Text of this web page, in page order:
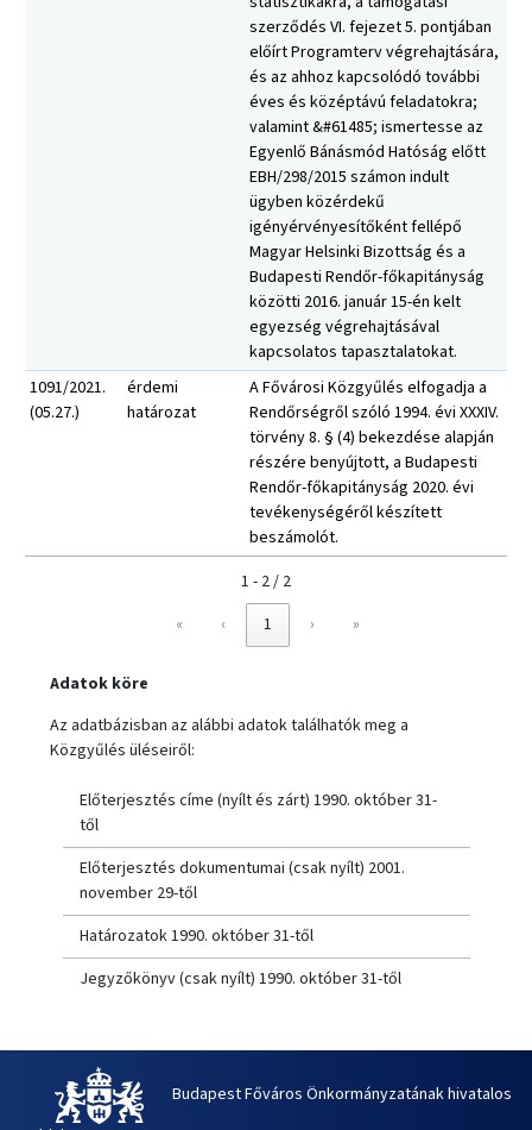
szerződés VI. fejezet 5. pontjában
előírt Programterv végrehajtására,
és az ahhoz kapcsolódó további
éves és középtávú feladatokra;
valamint &#61485; ismertesse az
Egyenlő Bánásmód Hatóság előtt
EBH/298/2015 számon indult
ügyben közérdekű
igényérvényesítőként fellépő
Magyar Helsinki Bizottság és a
Budapesti Rendőr-főkapitányság
közötti 2016. január 15-én kelt
egyezség végrehajtásával
kapcsolatos tapasztalatokat.
1091/2021.
(05.27.)
érdemi
határozat
A Fővárosi Közgyűlés elfogadja a
Rendőrségről szóló 1994. évi XXXIV.
törvény 8. § (4) bekezdése alapján
részére benyújtott, a Budapesti
Rendőr-főkapitányság 2020. évi
tevékenységéről készített
beszámolót.
1 - 2 / 2
«
‹ 1 › »
Adatok köre
Az adatbázisban az alábbi adatok találhatók meg a
Közgyűlés üléseiről:
Előterjesztés címe (nyílt és zárt) 1990. október 31-
től
Előterjesztés dokumentumai (csak nyílt) 2001.
november 29-től
Határozatok 1990. október 31-től
Jegyzőkönyv (csak nyílt) 1990. október 31-től
Budapest Főváros Önkormányzatának hivatalos